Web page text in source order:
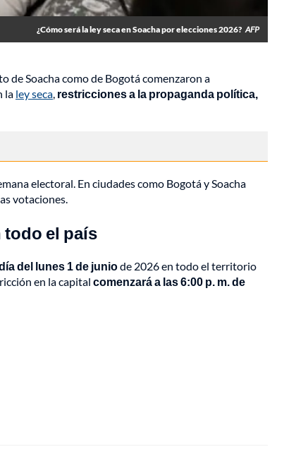
¿Cómo será la ley seca en Soacha por elecciones 2026? AFP
de Soacha como de Bogotá comenzaron a
la ley seca restricciones a la propaganda política,
electoral. En ciudades como Bogotá y Soacha
votaciones.
todo el país
del lunes 1 de juniode 2026 en todo el territorio
en la capital comenzará a las 6:00 p. m. de